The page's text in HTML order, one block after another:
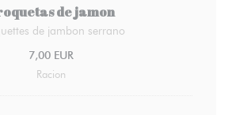
de jamon
de jambon serrano
7,00 EUR
Racion